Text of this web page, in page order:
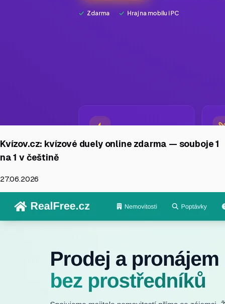
Kvízov.cz: kvízové duely online zdarma — souboje 1
na 1 v češtině
27.06.2026